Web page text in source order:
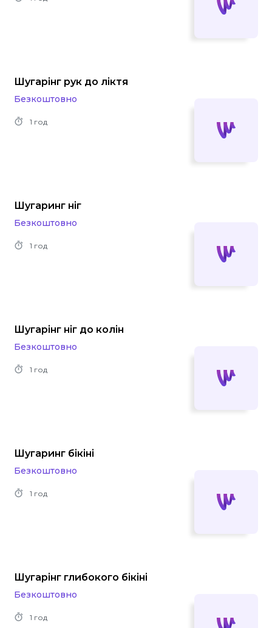
Шугарінг рук до ліктя
Безкоштовно
1 год
Шугаринг ніг
Безкоштовно
1 год
Шугарінг ніг до колін
Безкоштовно
1 год
Шугаринг бікіні
Безкоштовно
1 год
Шугарінг глибокого бікіні
Безкоштовно
1 год